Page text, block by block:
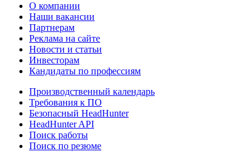
О компании
Наши вакансии
Партнерам
Реклама на сайте
Новости и статьи
Инвесторам
Кандидаты по профессиям
Производственный календарь
Требования к ПО
Безопасный HeadHunter
HeadHunter API
Поиск работы
Поиск по резюме